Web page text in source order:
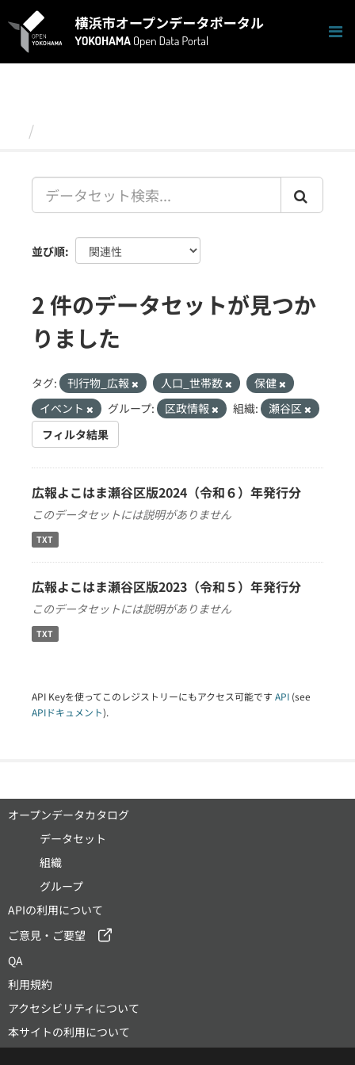
キ
並び順
2 件のデータセットが見つか
りました
タグ: 刊行物_広報 人口_世帯数
保健
イベント
グループ: 区政情報 組織:
瀬谷区
フィルタ結果
広報よこはま瀬谷区版2024（令和６）年発行分
このデータセットには説明がありません
TXT
広報よこはま瀬谷区版2023（令和５）年発行分
このデータセットには説明がありません
TXT
API Keyを使ってこのレジストリーにもアクセス可能です API (see
APIドキュメント).
オープンデータカタログ
データセット
組織
グループ
APIの利用について
ご意見・ご要望
QA
利用規約
アクセシビリティについて
本サイトの利用について